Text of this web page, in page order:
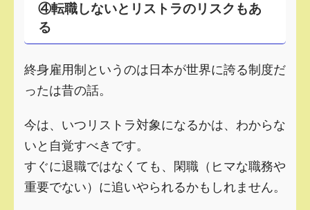
④転職しないとリストラのリスクもあ
る
終身雇用制というのは日本が世界に誇る制度だ
ったは昔の話。
今は、いつリストラ対象になるかは、わからな
いと自覚すべきです。
すぐに退職ではなくても、閑職（ヒマな職務や
重要でない）に追いやられるかもしれません。